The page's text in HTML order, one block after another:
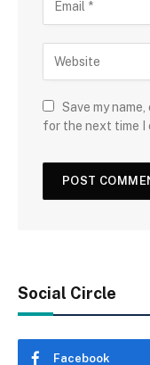
Save my
for the next time I
Social Circle
Facebook